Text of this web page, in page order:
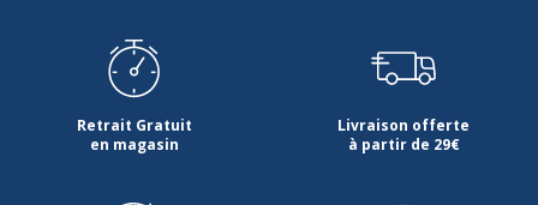
Retrait Gratuit
en magasin
Livraison offerte
à partir de 29€